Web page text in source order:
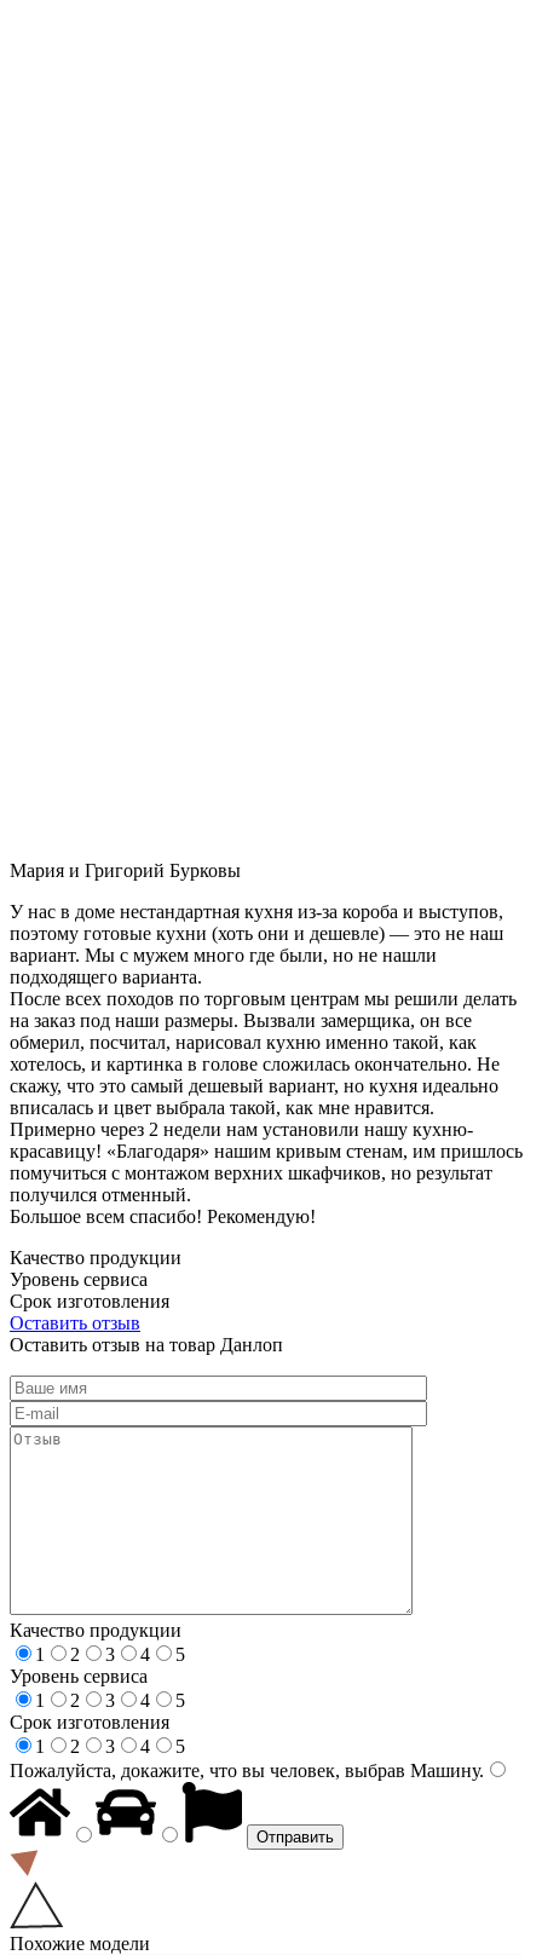
Мария и Григорий Бурковы
У нас в доме нестандартная кухня из-за короба и выступов,
поэтому готовые кухни (хоть они и дешевле) — это не наш
вариант. Мы с мужем много где были, но не нашли
подходящего варианта.
После всех походов по торговым центрам мы решили делать
на заказ под наши размеры. Вызвали замерщика, он все
обмерил, посчитал, нарисовал кухню именно такой, как
хотелось, и картинка в голове сложилась окончательно. Не
скажу, что это самый дешевый вариант, но кухня идеально
вписалась и цвет выбрала такой, как мне нравится.
Примерно через 2 недели нам установили нашу кухню-
красавицу! «Благодаря» нашим кривым стенам, им пришлось
помучиться с монтажом верхних шкафчиков, но результат
получился отменный.
Большое всем спасибо! Рекомендую!
Качество продукции
Уровень сервиса
Срок изготовления
Оставить отзыв
Оставить отзыв на товар Данлоп
Качество продукции
1
2 3 4
5
Уровень сервиса
1
2 3 4
5
Срок изготовления
1
2 3 4
5
Пожалуйста, докажите, что вы человек, выбрав Машину.
Похожие модели